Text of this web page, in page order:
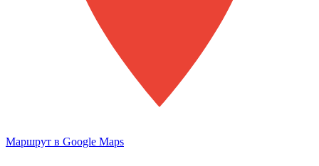
Маршрут в Google Maps